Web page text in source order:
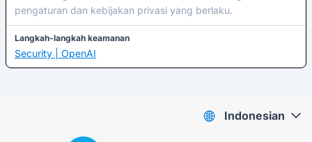
pengaturan dan kebijakan privasi yang berlaku.
Langkah-langkah keamanan
Security | OpenAI
Indonesian